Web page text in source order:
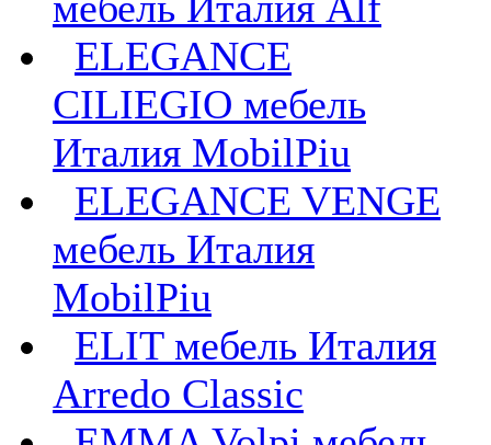
ELEGANCE
CILIEGIO мебель
Италия MobilPiu
ELEGANCE VENGE
мебель Италия
MobilPiu
ELIT мебель Италия
Arredo Classic